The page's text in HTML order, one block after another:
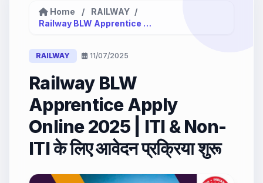
Home / RAILWAY /
Railway BLW Apprentice Apply Online...
RAILWAY 11/07/2025
Railway BLW
Apprentice Apply
Online 2025 | ITI & Non-
ITI के लिए आवेदन प्रक्रिया शुरू